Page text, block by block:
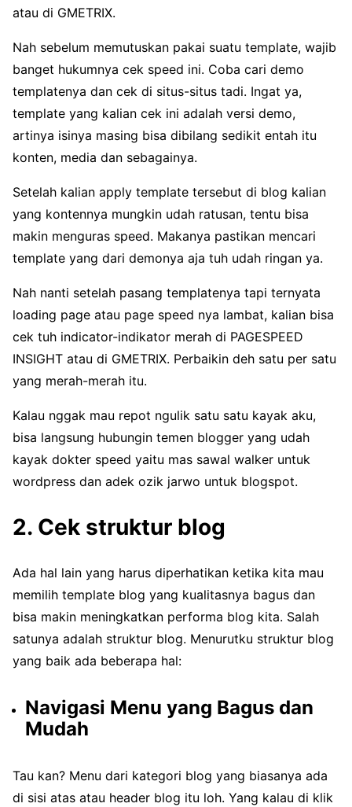
atau di GMETRIX.
Nah sebelum memutuskan pakai suatu template, wajib
banget hukumnya cek speed ini. Coba cari demo
templatenya dan cek di situs-situs tadi. Ingat ya,
template yang kalian cek ini adalah versi demo,
artinya isinya masing bisa dibilang sedikit entah itu
konten, media dan sebagainya.
Setelah kalian apply template tersebut di blog kalian
yang kontennya mungkin udah ratusan, tentu bisa
makin menguras speed. Makanya pastikan mencari
template yang dari demonya aja tuh udah ringan ya.
Nah nanti setelah pasang templatenya tapi ternyata
loading page atau page speed nya lambat, kalian bisa
cek tuh indicator-indikator merah di PAGESPEED
INSIGHT atau di GMETRIX. Perbaikin deh satu per satu
yang merah-merah itu.
Kalau nggak mau repot ngulik satu satu kayak aku,
bisa langsung hubungin temen blogger yang udah
kayak dokter speed yaitu mas sawal walker untuk
wordpress dan adek ozik jarwo untuk blogspot.
2. Cek struktur blog
Ada hal lain yang harus diperhatikan ketika kita mau
memilih template blog yang kualitasnya bagus dan
bisa makin meningkatkan performa blog kita. Salah
satunya adalah struktur blog. Menurutku struktur blog
yang baik ada beberapa hal:
Navigasi Menu yang Bagus dan
Mudah
Tau kan? Menu dari kategori blog yang biasanya ada
di sisi atas atau header blog itu loh. Yang kalau di klik